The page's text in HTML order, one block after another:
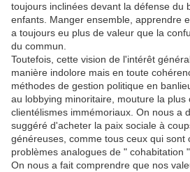
toujours inclinées devant la défense du
enfants. Manger ensemble, apprendre
a toujours eu plus de valeur que la
du commun.
Toutefois, cette vision de l'intérêt
manière indolore mais en toute
méthodes de gestion politique en
au lobbying minoritaire, mouture la plus
clientélismes immémoriaux. On nous a
suggéré d'acheter la paix sociale à
généreuses, comme tous ceux qui sont
problèmes analogues de " cohabitation ".
On nous a fait comprendre que nos